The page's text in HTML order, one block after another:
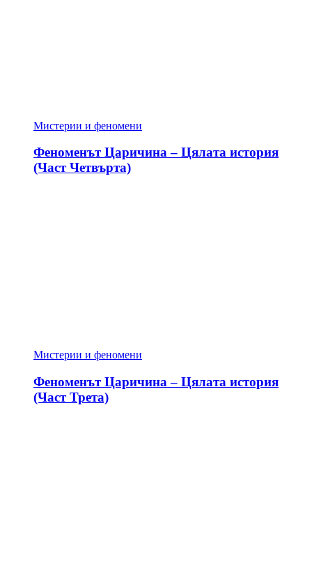
Мистерии и феномени
Феноменът Царичина – Цялата история
(Част Четвърта)
Мистерии и феномени
Феноменът Царичина – Цялата история
(Част Трета)